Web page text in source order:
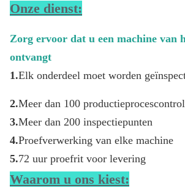
Onze dienst:
Zorg ervoor dat u een machine van
ontvangt
1.Elk onderdeel moet worden
2.Meer dan 100
3.Meer dan 200 inspectiepunten
4.Proefverwerking van elke machine
5.72 uur proefrit voor levering
Waarom u ons kiest: